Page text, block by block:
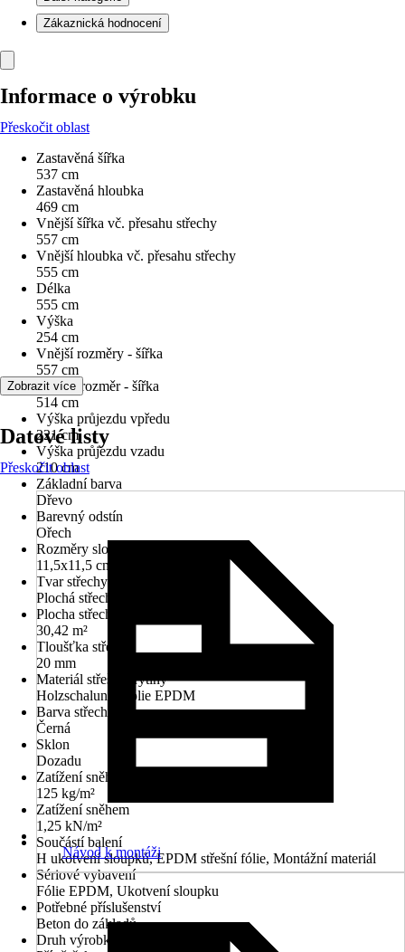
Zákaznická hodnocení
Informace o výrobku
Přeskočit oblast
Zastavěná šířka
537 cm
Zastavěná hloubka
469 cm
Vnější šířka vč. přesahu střechy
557 cm
Vnější hloubka vč. přesahu střechy
555 cm
Délka
555 cm
Výška
254 cm
Vnější rozměry - šířka
557 cm
Vnitřní rozměr - šířka
514 cm
Výška průjezdu vpředu
221 cm
Výška průjezdu vzadu
210 cm
Základní barva
Dřevo
Barevný odstín
Ořech
Rozměry sloupů/sloupků
11,5x11,5 cm
Tvar střechy
Plochá střecha
Plocha střechy
30,42 m²
Tloušťka střechy
20 mm
Materiál střešní krytiny
Holzschalung, Fólie EPDM
Barva střechy
Černá
Sklon
Dozadu
Zatížení sněhem
125 kg/m²
Zatížení sněhem
1,25 kN/m²
Součástí balení
H ukotvení sloupků, EPDM střešní fólie, Montážní materiál
Sériové vybavení
Fólie EPDM, Ukotvení sloupku
Potřebné příslušenství
Beton do základů
Druh výrobku
Zobrazit více
Datové listy
Přeskočit oblast
Návod k montáži